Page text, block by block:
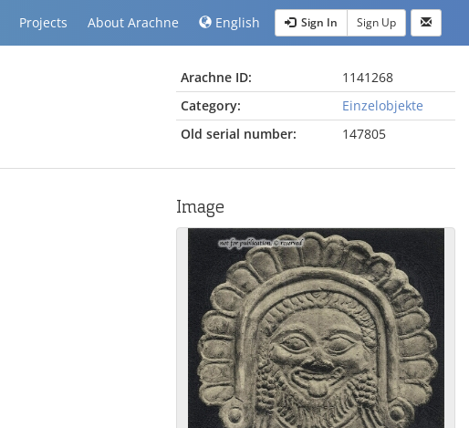
Projects About Arachne English Sign In Sign Up
Arachne ID:
1141268
Category:
Einzelobjekte
Old serial number:
147805
Image